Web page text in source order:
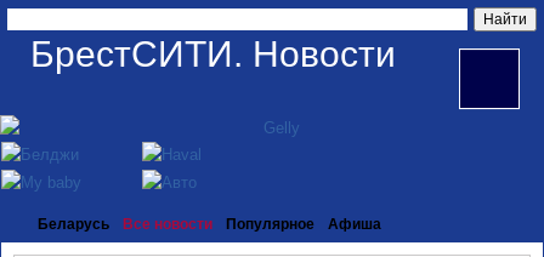
БрестСИТИ. Новости
Беларусь Все новости Популярное Афиша